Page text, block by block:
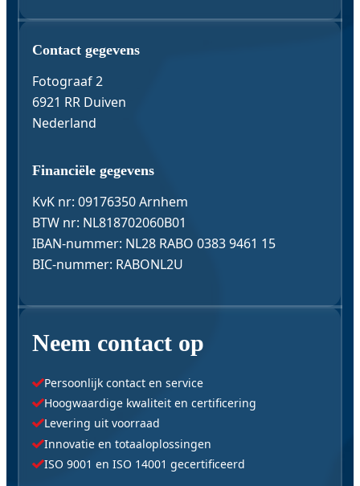
Contact & Gegevens
Contact gegevens
Fotograaf 2
6921 RR Duiven
Nederland
Financiële gegevens
KvK nr: 09176350 Arnhem
BTW nr: NL818702060B01
IBAN-nummer: NL28 RABO 0383 9461 15
BIC-nummer: RABONL2U
Neem contact op
Persoonlijk contact en service
Hoogwaardige kwaliteit en certificering
Levering uit voorraad
Innovatie en totaaloplossingen
ISO 9001 en ISO 14001 gecertificeerd